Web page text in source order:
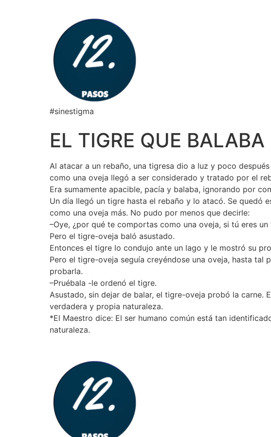
#sinestigma
EL TIGRE QUE BALABA
Al atacar a un rebaño, una tigresa dio a luz y poco
como una oveja llegó a ser considerado y tratado por el
Era sumamente apacible, pacía y balaba, ignorando por
Un día llegó un tigre hasta el rebaño y lo atacó. Se quedó
como una oveja más. No pudo por menos que decirle:
–Oye, ¿por qué te comportas como una oveja, si tú eres un
Pero el tigre-oveja baló asustado.
Entonces el tigre lo condujo ante un lago y le mostró su
Pero el tigre-oveja seguía creyéndose una oveja, hasta
probarla.
–Pruébala -le ordenó el tigre.
Asustado, sin dejar de balar, el tigre-oveja probó la carne.
verdadera y propia naturaleza.
*El Maestro dice: El ser humano común está tan
naturaleza.